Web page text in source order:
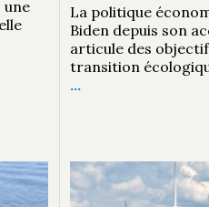
une
La politique
Biden depuis son
articule des
transition
…